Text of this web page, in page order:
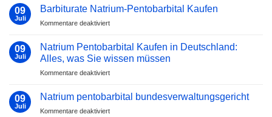
den
Kauf
Kaufen
Ihr
Leitfaden
für
Sicheren
09
Juli
Barbiturate Natrium-Pentobarbital Kaufen
Kommentare deaktiviertfür
Natrium-
Pentobarbital
Kaufen
09
Juli
Natrium Pentobarbital Kaufen in Deutschland:
Alles, was Sie wissen müssen
Kommentare deaktiviertfür
Pentobarbital
in
09
Juli
Natrium pentobarbital bundesverwaltungsgericht
Kommentare deaktiviertfür